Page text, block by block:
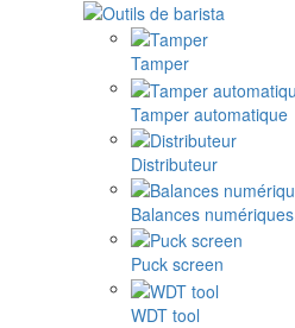
Tamper
Tamper automatique
Distributeur
Balances numériques
Puck screen
WDT tool